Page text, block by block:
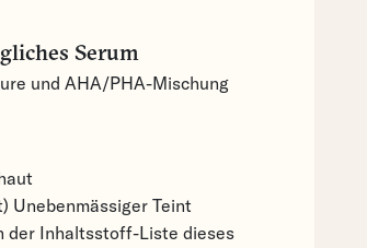
Serum
und AHA/PHA-Mischung
Unebenmässiger Teint
der Inhaltsstoff-Liste dieses